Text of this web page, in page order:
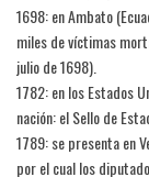
1698: en Ambato
miles de víctimas
julio de 1698).
1782: en los Estados
nación: el Sello de
1789: se presenta en
por el cual los